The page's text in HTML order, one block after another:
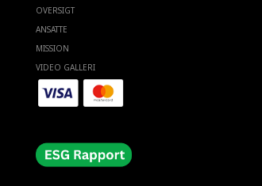
OVERSIGT
ANSATTE
MISSION
VIDEO GALLERI